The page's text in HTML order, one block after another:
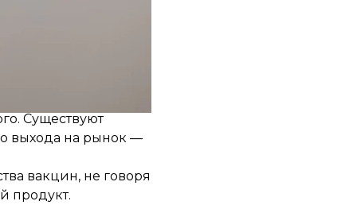
Существуют
выхода на рынок —
вакцин, не говоря
продукт.